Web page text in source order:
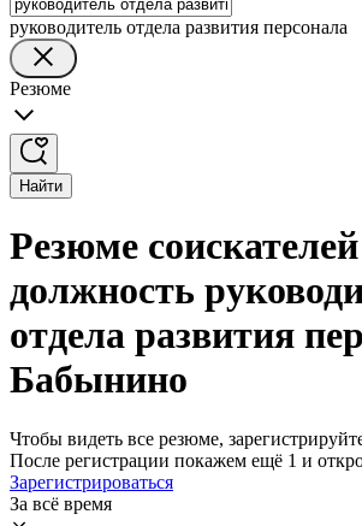
руководитель отдела развития персонала
Резюме
Найти
Резюме
должность
отдела развития
Бабынино
Чтобы видеть все резюме,
После регистрации покажем ещё 1 и
Зарегистрироваться
За всё время